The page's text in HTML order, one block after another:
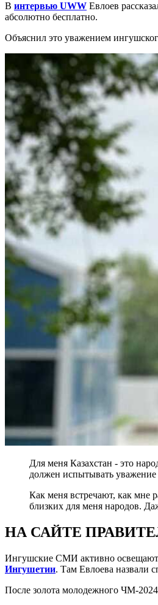
В интервью UWW Евлоев
абсолютно бесплатно.
Объяснил это уважением
Для меня Казахстан - это
должен испытывать
Как меня встречают, как мне
близких для меня народов.
НА САЙТЕ
Ингушские СМИ активно освещают
Ингушетии. Там Евлоева назвали
После золота молодежного ЧМ-